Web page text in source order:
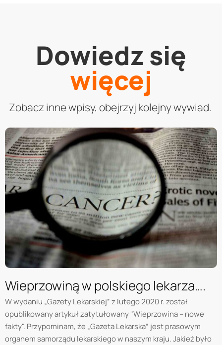
Dowiedz się
więcej
Zobacz inne wpisy, obejrzyj kolejny wywiad.
Wieprzowiną w polskiego lekarza….
W wydaniu „Gazety Lekarskiej” z lutego 2020 r. został
opublikowany artykuł zatytułowany "Wieprzowina – nowe
fakty". Przypominam, że „Gazeta Lekarska” jest prasowym
organem samorządu lekarskiego w naszym kraju. Jakież było